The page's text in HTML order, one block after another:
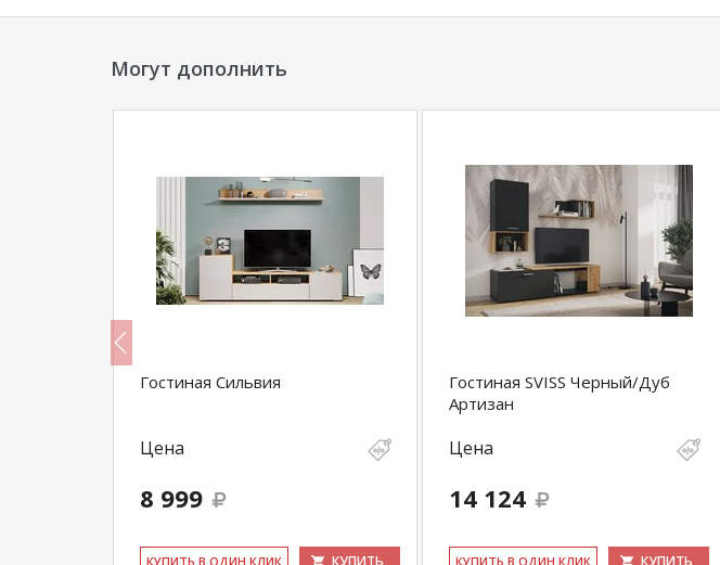
Могут дополнить
Гостиная Сильвия
Цена
8 999
КУ­ПИТЬ В ОДИН КЛИК КУПИТЬ
Гостиная SVISS Черный/Дуб
Артизан
Цена
14 124
КУ­ПИТЬ В ОДИН КЛИК КУПИТЬ